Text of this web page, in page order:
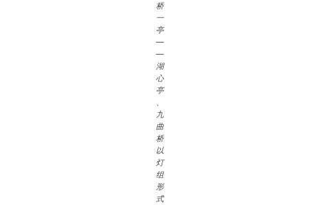
桥
一
亭
—
—
湖
心
亭
、
九
曲
桥
以
灯
组
形
式